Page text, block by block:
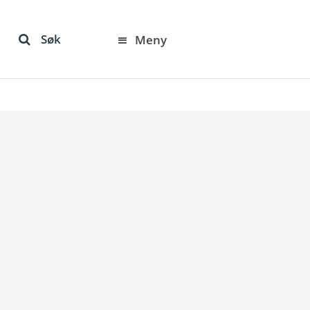
Søk Meny